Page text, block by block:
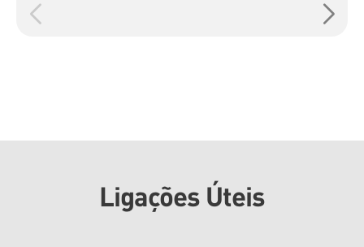
Ligações Úteis